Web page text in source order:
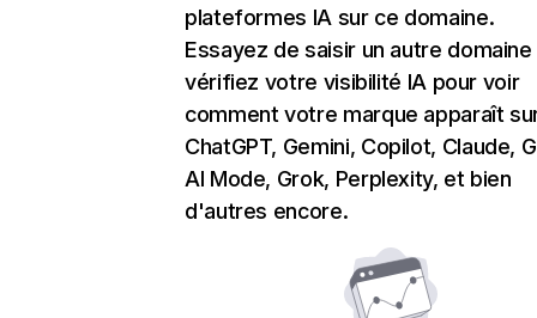
plateformes IA sur ce domaine.
Essayez de saisir un autre domaine
vérifiez votre visibilité IA pour voir
comment votre marque apparaît
ChatGPT, Gemini, Copilot, Claude,
AI Mode, Grok, Perplexity, et bien
d'autres encore.